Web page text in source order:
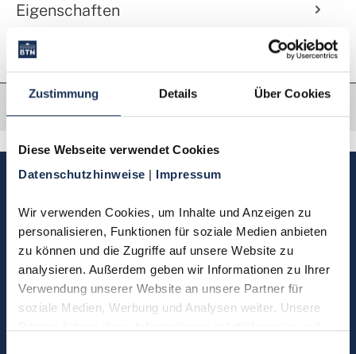
Zustimmung Details Über Cookies
Diese Webseite verwendet Cookies
Datenschutzhinweise | Impressum
Wir verwenden Cookies, um Inhalte und Anzeigen zu
personalisieren, Funktionen für soziale Medien anbieten
zu können und die Zugriffe auf unsere Website zu
analysieren. Außerdem geben wir Informationen zu Ihrer
Verwendung unserer Website an unsere Partner für
soziale Medien, Werbung und Analysen weiter. Unsere
Eigenschaften
Sie haben Fragen, möchten
Bestellung zurücksenden?
Kontakt